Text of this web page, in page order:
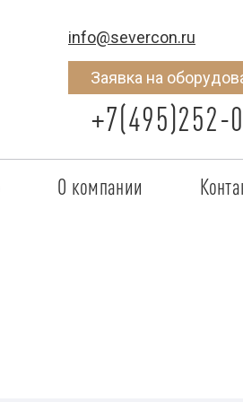
info@severcon.ru
Заявка на
+7(495)252-
О компании